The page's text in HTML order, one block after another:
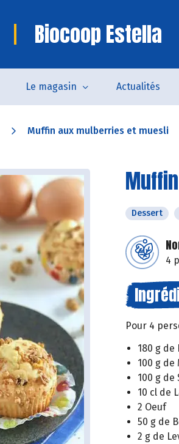
Biocoop Estella
Le magasin Actualités
Muffin aux mulberries et muesli
Dessert
4
Pour 4
180 g de
100 g de
100 g de
10 cl de
2 Oeuf
50 g de
2 g de